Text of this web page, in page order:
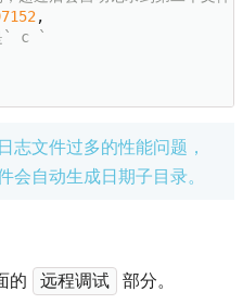
,
` c `
志文件过多的性能问题，
会自动生成日期子目录。
的 远程调试 部分。